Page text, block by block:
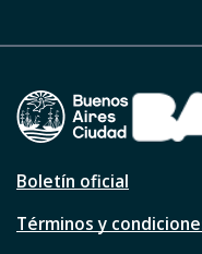
Boletín oficial
Términos y